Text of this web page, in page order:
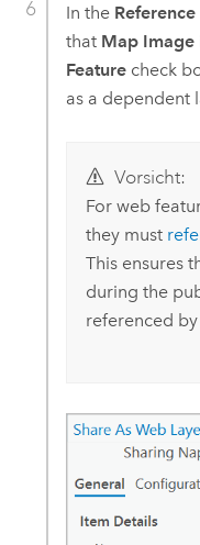
In the
that Map Image
Featurecheck
as a dependent
Vorsicht:
For web
they must
This ensures
during the
referenced